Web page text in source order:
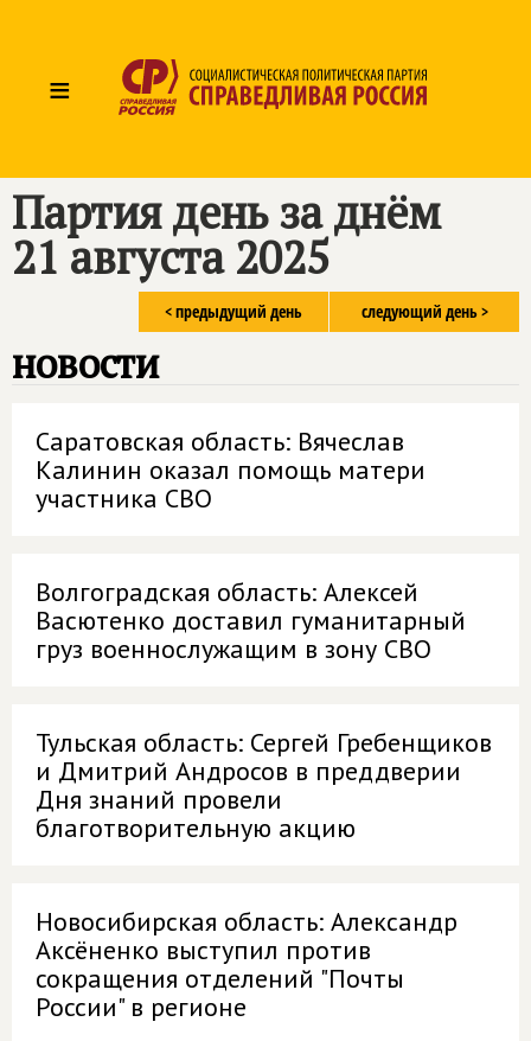
≡
Партия день за днём
21 августа 2025
следующий день >
< предыдущий день
новости
Саратовская область: Вячеслав
Калинин оказал помощь матери
участника СВО
Волгоградская область: Алексей
Васютенко доставил гуманитарный
груз военнослужащим в зону СВО
Тульская область: Сергей Гребенщиков
и Дмитрий Андросов в преддверии
Дня знаний провели
благотворительную акцию
Новосибирская область: Александр
Аксёненко выступил против
сокращения отделений "Почты
России" в регионе